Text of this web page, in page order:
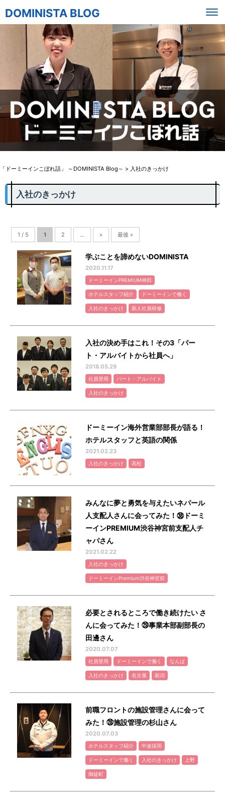
DOMINISTA BLOG
「ドーミーインこぼれ話」 ～DOMINISTA Blog～ > 入社のきっかけ
入社のきっかけ
1 / 5 1 2 ... » 最後 »
学ぶことを諦めないDOMINISTA
2020.11.17
ドーミーインPREMIUM神田
ホテルスタッフ紹介 ドーミーインで働く
入社のきっかけ 新人社員研修
入社の決め手はこれ！その3「パー
ト・アルバイトから社員へ」
2018.05.29
社員登用 パート・アルバイト
入社のきっかけ
ドーミーイン海外営業部部長が語る！
ホテルスタッフと英語の関係
2021.02.23
入社のきっかけ 高松
みんなに夢と勇気を与えたいネパール
人支配人さんに会ってみた！㊳ドーミ
ーインPREMIUM渋谷神宮前支配人チ
ャパさん
2021.02.22
入社のきっかけ
ドーミーインPremium渋谷神宮前
必要とされるところで働き続けたい さ
んに会ってみた！㉙事業本部副部長の
田邊さん
2020.07.07
社員登用 ドーミーインで働く なんば
入社のきっかけ 名古屋 新潟
前職フロントの施設管理さんに会って
みた！㉘施設管理の杉山さん
2020.07.03
ホテルスタッフ紹介 中途採用
ドーミーインで働く 入社のきっかけ 上野
御徒町